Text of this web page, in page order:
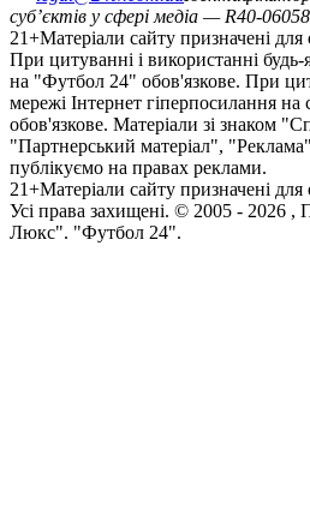
суб’єктів у сфері медіа — R40-06058
21+Матеріали сайту призначені
При цитуванні і використанні
на "Футбол 24" обов'язкове. При
мережі Інтернет гіперпосилання на
обов'язкове. Матеріали зі знаком
"Партнерський матеріал",
публікуємо на правах реклами.
21+Матеріали сайту призначені
Усi права захищенi. © 2005 - 2026 ,
Люкс". "Футбол 24".